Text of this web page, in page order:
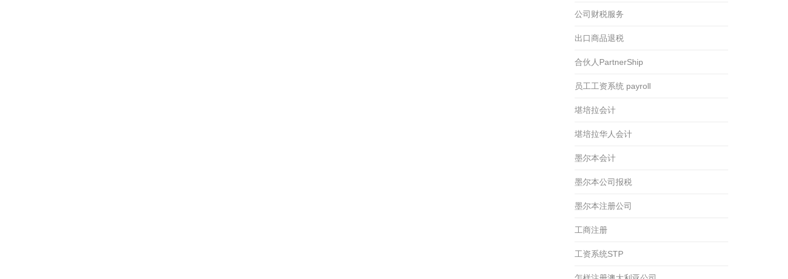
公司财税服务
出口商品退税
合伙人PartnerShip
员工工资系统 payroll
堪培拉会计
堪培拉华人会计
墨尔本会计
墨尔本公司报税
墨尔本注册公司
工商注册
工资系统STP